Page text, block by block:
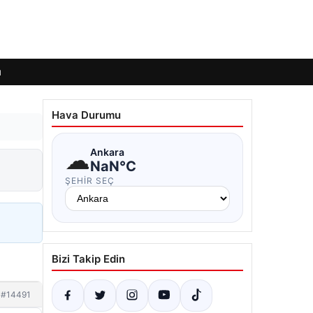
#14491
Hava Durumu
☁Ankara
NaN°C
ŞEHIR SEÇ
Bizi Takip Edin